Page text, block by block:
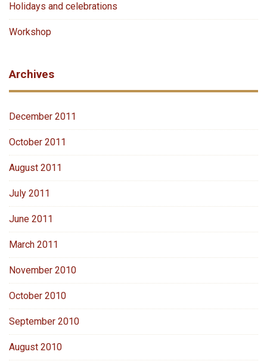
Holidays and celebrations
Workshop
Archives
December 2011
October 2011
August 2011
July 2011
June 2011
March 2011
November 2010
October 2010
September 2010
August 2010